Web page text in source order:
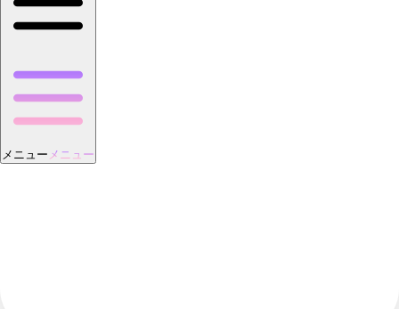
メニュー メニュー